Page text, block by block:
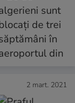
2 mart. 2021